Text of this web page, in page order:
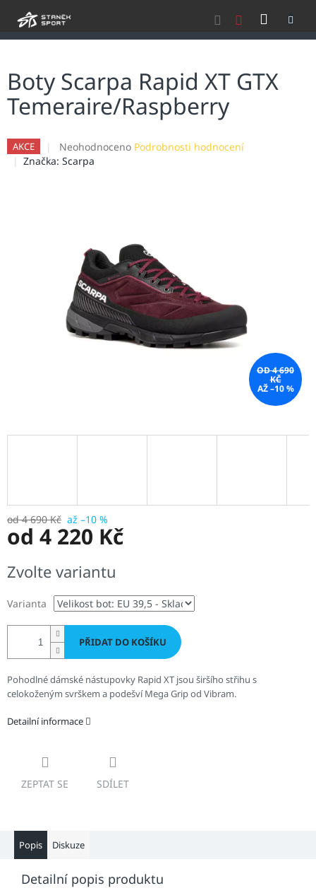
Boty Scarpa Rapid XT GTX
Temeraire/Raspberry
AKCE
Průměrné
hodnocení
Neohodnoceno Podrobnosti hodnocení
Značka: Scarpa
OD 4 690
KČ
AŽ –10 %
od 4 690 Kč až –10 %
od 4 220 Kč
cena:
Zvolte variantu
Varianta
PŘIDAT DO KOŠÍKU
Pohodlné dámské nástupovky Rapid XT jsou širšího střihu s
celokoženým svrškem a podešví Mega Grip od Vibram.
Detailní informace
ZEPTAT SE SDÍLET
Popis Diskuze
Detailní popis produktu